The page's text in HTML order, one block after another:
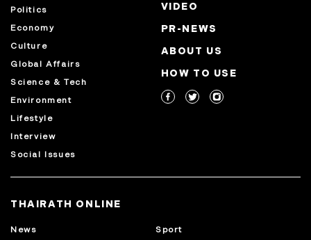
Politics
Economy
Culture
Global Affairs
Science & Tech
Environment
Lifestyle
Interview
Social Issues
VIDEO
PR-NEWS
ABOUT US
HOW TO USE
THAIRATH ONLINE
News Sport